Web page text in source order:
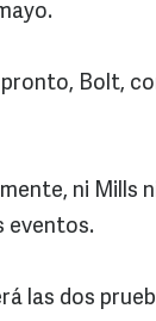
Bolt,
ni Mills
eventos.
las dos